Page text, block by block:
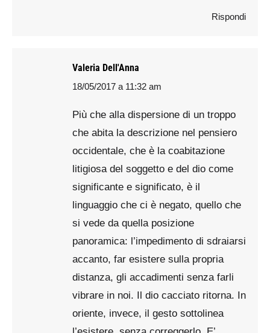
Rispondi
Valeria Dell'Anna
says:
18/05/2017 a 11:32 am
Più che alla dispersione di un troppo
che abita la descrizione nel pensiero
occidentale, che è la coabitazione
litigiosa del soggetto e del dio come
significante e significato, è il
linguaggio che ci è negato, quello che
si vede da quella posizione
panoramica: l’impedimento di sdraiarsi
accanto, far esistere sulla propria
distanza, gli accadimenti senza farli
vibrare in noi. Il dio cacciato ritorna. In
oriente, invece, il gesto sottolinea